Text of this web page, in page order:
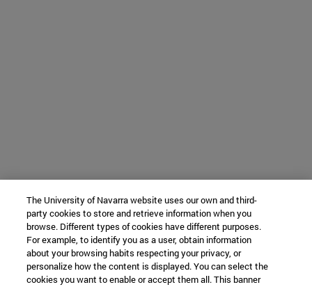
The University of Navarra website uses our own and third-
party cookies to store and retrieve information when you
browse. Different types of cookies have different purposes.
For example, to identify you as a user, obtain information
about your browsing habits respecting your privacy, or
personalize how the content is displayed. You can select the
cookies you want to enable or accept them all. This banner